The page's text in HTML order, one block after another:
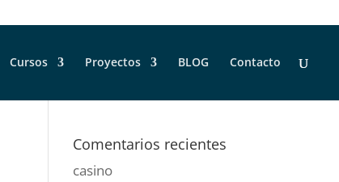
Cursos Proyectos BLOG Contacto
Comentarios recientes
casino